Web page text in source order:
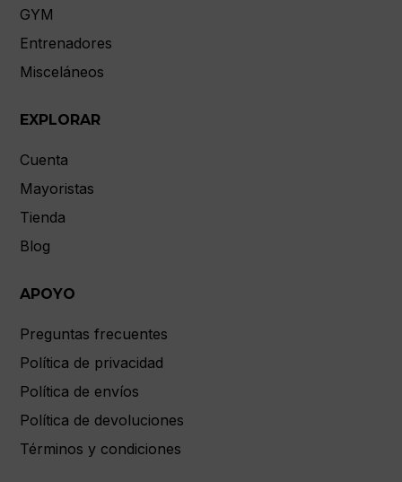
GYM
Entrenadores
Misceláneos
EXPLORAR
Cuenta
Mayoristas
Tienda
Blog
APOYO
Preguntas frecuentes
Política de privacidad
Política de envíos
Política de devoluciones
Términos y condiciones